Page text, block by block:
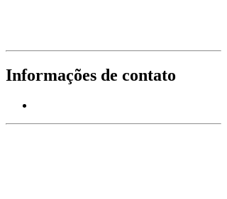
Informações de contato